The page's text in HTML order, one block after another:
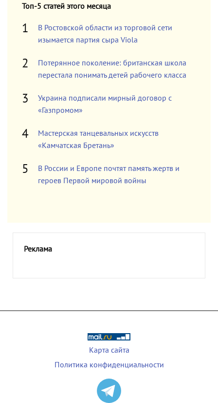
Топ-5 статей этого месяца
В Ростовской области из торговой сети
изымается партия сыра Viola
Потерянное поколение: британская школа
перестала понимать детей рабочего класса
Украина подписали мирный договор с
«Газпромом»
Мастерская танцевальных искусств
«Камчатская Бретань»
В России и Европе почтят память жертв и
героев Первой мировой войны
Реклама
Карта сайта
Политика конфиденциальности